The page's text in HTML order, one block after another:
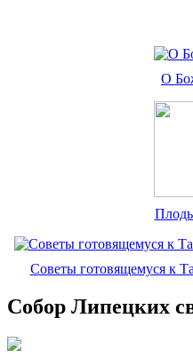
О
Советы готовящемуся к
Собор Липецких